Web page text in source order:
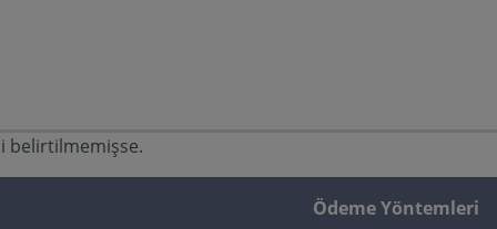
belirtilmemişse.
Ödeme Yöntemleri